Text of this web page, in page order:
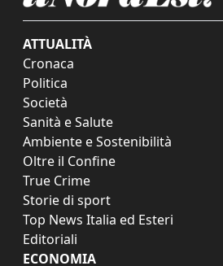
ATTUALITÀ
Cronaca
Politica
Società
Sanità e Salute
Ambiente e Sostenibilità
Oltre il Confine
True Crime
Storie di sport
Top News Italia ed Esteri
Editoriali
ECONOMIA